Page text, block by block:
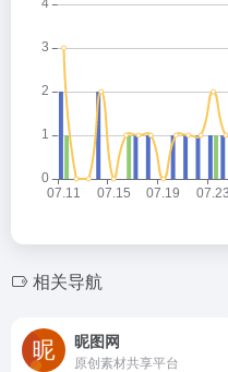
相关导航
昵图网
原创素材共享平台